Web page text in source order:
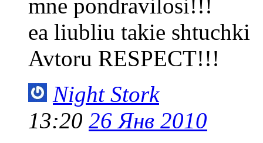
mne pondravilosi!!!
ea liubliu takie shtuchki
Avtoru RESPECT!!!
Night Stork
13:20 26 Янв 2010